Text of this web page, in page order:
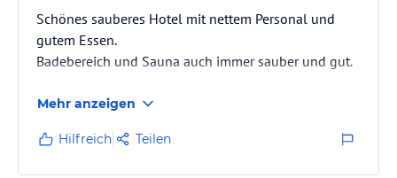
Schönes sauberes Hotel mit nettem Personal und
gutem Essen.
Badebereich und Sauna auch immer sauber und gut.
Mehr anzeigen
Hilfreich Teilen